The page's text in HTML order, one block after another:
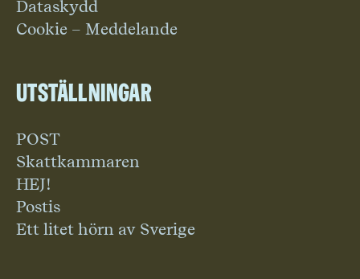
Dataskydd
Cookie – Meddelande
Utställningar
POST
Skattkammaren
HEJ!
Postis
Ett litet hörn av Sverige